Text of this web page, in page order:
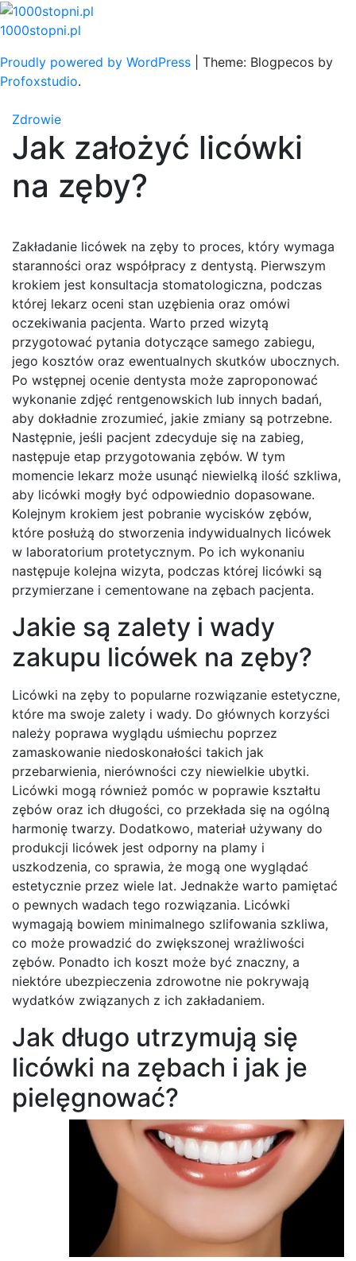
Skip
to
1000stopni.pl
Proudly powered by WordPress
Theme: Blogpecos by
Profoxstudio.
Zdrowie
Jak założyć licówki
na zęby?
Zakładanie licówek na zęby to proces, który wymaga
staranności oraz współpracy z dentystą. Pierwszym
krokiem jest konsultacja stomatologiczna, podczas
której lekarz oceni stan uzębienia oraz omówi
oczekiwania pacjenta. Warto przed wizytą
przygotować pytania dotyczące samego zabiegu,
jego kosztów oraz ewentualnych skutków ubocznych.
Po wstępnej ocenie dentysta może zaproponować
wykonanie zdjęć rentgenowskich lub innych badań,
aby dokładnie zrozumieć, jakie zmiany są potrzebne.
Następnie, jeśli pacjent zdecyduje się na zabieg,
następuje etap przygotowania zębów. W tym
momencie lekarz może usunąć niewielką ilość szkliwa,
aby licówki mogły być odpowiednio dopasowane.
Kolejnym krokiem jest pobranie wycisków zębów,
które posłużą do stworzenia indywidualnych licówek
w laboratorium protetycznym. Po ich wykonaniu
następuje kolejna wizyta, podczas której licówki są
przymierzane i cementowane na zębach pacjenta.
Jakie są zalety i wady
zakupu licówek na zęby?
Licówki na zęby to popularne rozwiązanie estetyczne,
które ma swoje zalety i wady. Do głównych korzyści
należy poprawa wyglądu uśmiechu poprzez
zamaskowanie niedoskonałości takich jak
przebarwienia, nierówności czy niewielkie ubytki.
Licówki mogą również pomóc w poprawie kształtu
zębów oraz ich długości, co przekłada się na ogólną
harmonię twarzy. Dodatkowo, materiał używany do
produkcji licówek jest odporny na plamy i
uszkodzenia, co sprawia, że mogą one wyglądać
estetycznie przez wiele lat. Jednakże warto pamiętać
o pewnych wadach tego rozwiązania. Licówki
wymagają bowiem minimalnego szlifowania szkliwa,
co może prowadzić do zwiększonej wrażliwości
zębów. Ponadto ich koszt może być znaczny, a
niektóre ubezpieczenia zdrowotne nie pokrywają
wydatków związanych z ich zakładaniem.
Jak długo utrzymują się
licówki na zębach i jak je
pielęgnować?